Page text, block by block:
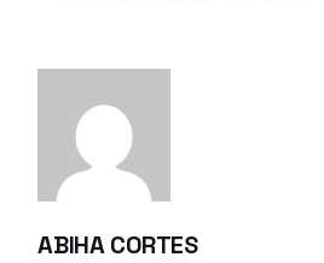
ABIHA CORTES